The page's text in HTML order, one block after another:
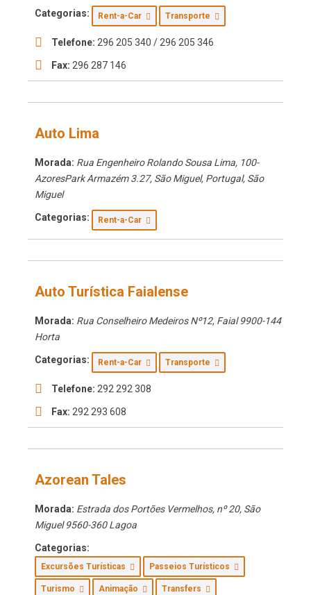
Categorias: Rent-a-Car Transporte
Telefone: 296 205 340 / 296 205 346
Fax: 296 287 146
Auto Lima
Morada: Rua Engenheiro Rolando Sousa Lima, 100-
AzoresPark Armazém 3.27, São Miguel, Portugal, São
Miguel
Categorias: Rent-a-Car
Auto Turística Faialense
Morada: Rua Conselheiro Medeiros Nº12, Faial 9900-144
Horta
Categorias: Rent-a-Car Transporte
Telefone: 292 292 308
Fax: 292 293 608
Azorean Tales
Morada: Estrada dos Portões Vermelhos, nº 20, São
Miguel 9560-360 Lagoa
Categorias:
Excursões Turísticas Passeios Turísticos
Turismo Animação Transfers